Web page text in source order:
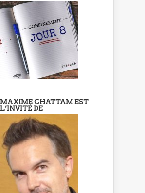
MAXIME CHATTAM EST
L’INVITÉ DE